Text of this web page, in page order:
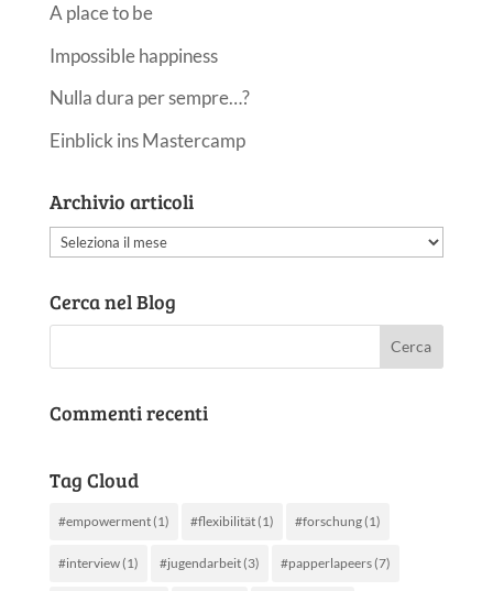
A place to be
Impossible happiness
Nulla dura per sempre…?
Einblick ins Mastercamp
Archivio articoli
Archivio
Cerca nel Blog
Commenti recenti
Tag Cloud
#empowerment(1) #flexibilität(1) #forschung(1)
#interview(1) #jugendarbeit(3) #papperlapeers(7)